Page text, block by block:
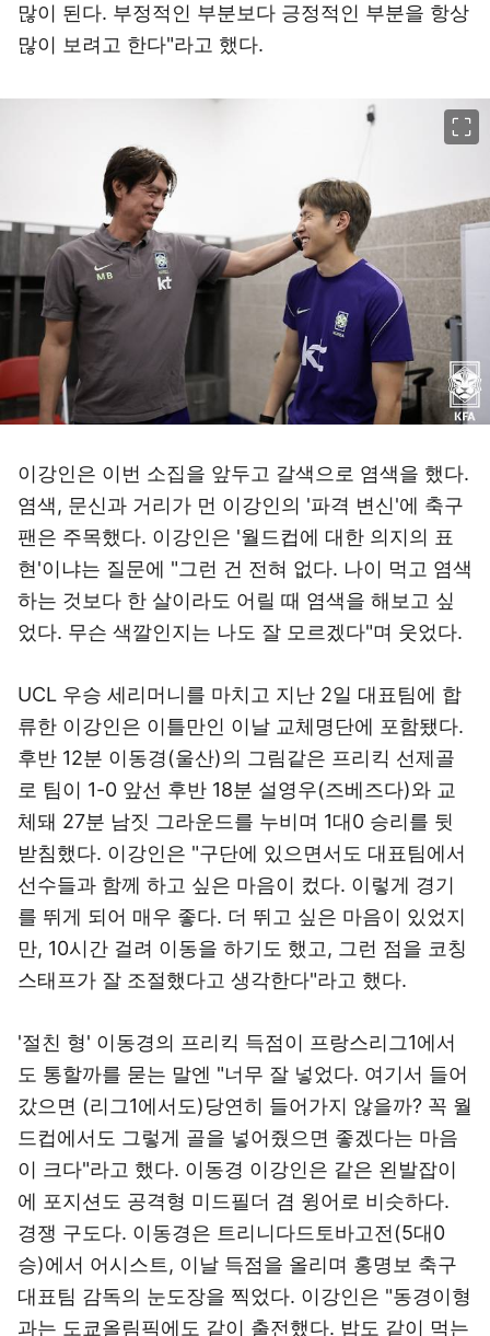
많이 된다. 부정적인 부분보다 긍정적인 부분을 항상
많이 보려고 한다"라고 했다.
이강인은 이번 소집을 앞두고 갈색으로 염색을 했다.
염색, 문신과 거리가 먼 이강인의 '파격 변신'에 축구
팬은 주목했다. 이강인은 '월드컵에 대한 의지의 표
현'이냐는 질문에 "그런 건 전혀 없다. 나이 먹고 염색
하는 것보다 한 살이라도 어릴 때 염색을 해보고 싶
었다. 무슨 색깔인지는 나도 잘 모르겠다"며 웃었다.
UCL 우승 세리머니를 마치고 지난 2일 대표팀에 합
류한 이강인은 이틀만인 이날 교체명단에 포함됐다.
후반 12분 이동경(울산)의 그림같은 프리킥 선제골
로 팀이 1-0 앞선 후반 18분 설영우(즈베즈다)와 교
체돼 27분 남짓 그라운드를 누비며 1대0 승리를 뒷
받침했다. 이강인은 "구단에 있으면서도 대표팀에서
선수들과 함께 하고 싶은 마음이 컸다. 이렇게 경기
를 뛰게 되어 매우 좋다. 더 뛰고 싶은 마음이 있었지
만, 10시간 걸려 이동을 하기도 했고, 그런 점을 코칭
스태프가 잘 조절했다고 생각한다"라고 했다.
'절친 형' 이동경의 프리킥 득점이 프랑스리그1에서
도 통할까를 묻는 말엔 "너무 잘 넣었다. 여기서 들어
갔으면 (리그1에서도)당연히 들어가지 않을까? 꼭 월
드컵에서도 그렇게 골을 넣어줬으면 좋겠다는 마음
이 크다"라고 했다. 이동경 이강인은 같은 왼발잡이
에 포지션도 공격형 미드필더 겸 윙어로 비슷하다.
경쟁 구도다. 이동경은 트리니다드토바고전(5대0
승)에서 어시스트, 이날 득점을 올리며 홍명보 축구
대표팀 감독의 눈도장을 찍었다. 이강인은 "동경이형
과는 도쿄올림픽에도 같이 출전했다. 밥도 같이 먹는